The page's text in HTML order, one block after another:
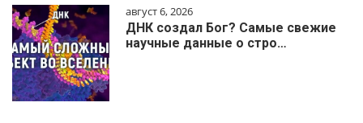
август 6, 2026
ДНК создал Бог? Самые свежие
научные данные о стро…